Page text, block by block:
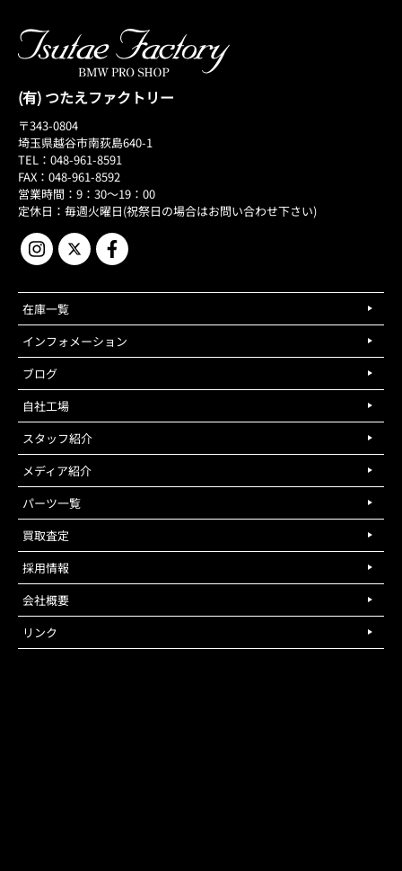
(有) つたえファクトリー
〒343-0804
埼玉県越谷市南荻島640-1
TEL：048-961-8591
FAX：048-961-8592
営業時間：9：30～19：00
定休日：毎週火曜日(祝祭日の場合はお問い合わせ下さい)
在庫一覧
インフォメーション
ブログ
自社工場
スタッフ紹介
メディア紹介
パーツ一覧
買取査定
採用情報
会社概要
リンク